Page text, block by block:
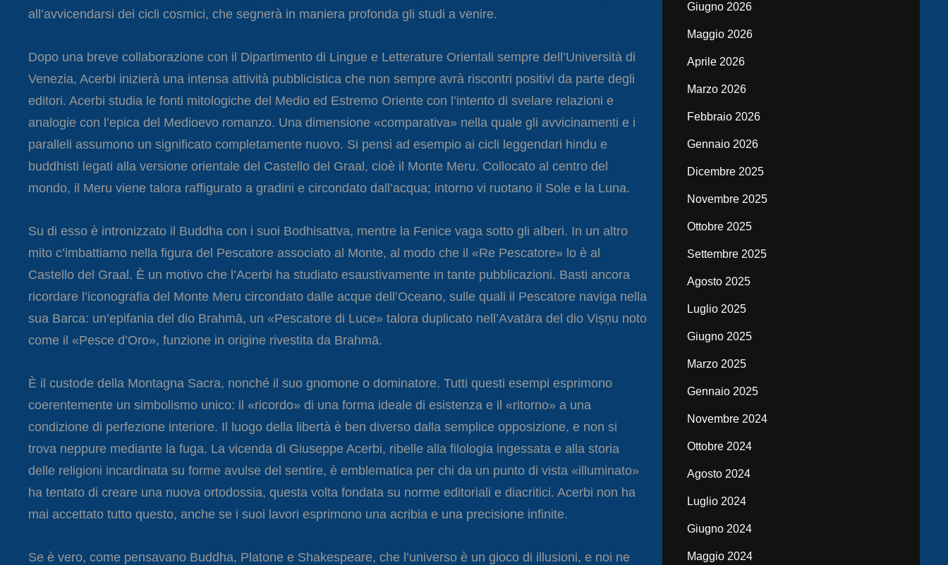
all’avvicendarsi dei cicli cosmici, che segnerà in maniera profonda gli studi a venire.
Dopo una breve collaborazione con il Dipartimento di Lingue e Letterature Orientali sempre dell’Università di
Venezia, Acerbi inizierà una intensa attività pubblicistica che non sempre avrà riscontri positivi da parte degli
editori. Acerbi studia le fonti mitologiche del Medio ed Estremo Oriente con l’intento di svelare relazioni e
analogie con l’epica del Medioevo romanzo. Una dimensione «comparativa» nella quale gli avvicinamenti e i
paralleli assumono un significato completamente nuovo. Si pensi ad esempio ai cicli leggendari hindu e
buddhisti legati alla versione orientale del Castello del Graal, cioè il Monte Meru. Collocato al centro del
mondo, il Meru viene talora raffigurato a gradini e circondato dall’acqua; intorno vi ruotano il Sole e la Luna.
Su di esso è intronizzato il Buddha con i suoi Bodhisattva, mentre la Fenice vaga sotto gli alberi. In un altro
mito c’imbattiamo nella figura del Pescatore associato al Monte, al modo che il «Re Pescatore» lo è al
Castello del Graal. È un motivo che l’Acerbi ha studiato esaustivamente in tante pubblicazioni. Basti ancora
ricordare l’iconografia del Monte Meru circondato dalle acque dell’Oceano, sulle quali il Pescatore naviga nella
sua Barca: un’epifania del dio Brahmā, un «Pescatore di Luce» talora duplicato nell’Avatāra del dio Viṣṇu noto
come il «Pesce d’Oro», funzione in origine rivestita da Brahmā.
È il custode della Montagna Sacra, nonché il suo gnomone o dominatore. Tutti questi esempi esprimono
coerentemente un simbolismo unico: il «ricordo» di una forma ideale di esistenza e il «ritorno» a una
condizione di perfezione interiore. Il luogo della libertà è ben diverso dalla semplice opposizione, e non si
trova neppure mediante la fuga. La vicenda di Giuseppe Acerbi, ribelle alla filologia ingessata e alla storia
delle religioni incardinata su forme avulse del sentire, è emblematica per chi da un punto di vista «illuminato»
ha tentato di creare una nuova ortodossia, questa volta fondata su norme editoriali e diacritici. Acerbi non ha
mai accettato tutto questo, anche se i suoi lavori esprimono una acribia e una precisione infinite.
Se è vero, come pensavano Buddha, Platone e Shakespeare, che l’universo è un gioco di illusioni, e noi ne
Giugno 2026
Maggio 2026
Aprile 2026
Marzo 2026
Febbraio 2026
Gennaio 2026
Dicembre 2025
Novembre 2025
Ottobre 2025
Settembre 2025
Agosto 2025
Luglio 2025
Giugno 2025
Marzo 2025
Gennaio 2025
Novembre 2024
Ottobre 2024
Agosto 2024
Luglio 2024
Giugno 2024
Maggio 2024